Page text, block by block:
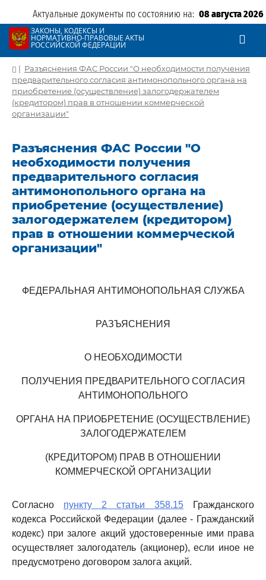
Актуальные документы по состоянию на: 08 августа 2026
ЗАКОНЫ, КОДЕКСЫ И
НОРМАТИВНО-ПРАВОВЫЕ АКТЫ
РОССИЙСКОЙ ФЕДЕРАЦИИ
| Разъяснения ФАС России "О необходимости получения
предварительного согласия антимонопольного органа на
приобретение (осуществление) залогодержателем
(кредитором) прав в отношении коммерческой
организации"
Разъяснения ФАС России "О
необходимости получения
предварительного согласия
антимонопольного органа на
приобретение (осуществление)
залогодержателем (кредитором)
прав в отношении коммерческой
организации"
ФЕДЕРАЛЬНАЯ АНТИМОНОПОЛЬНАЯ СЛУЖБА
РАЗЪЯСНЕНИЯ
О НЕОБХОДИМОСТИ
ПОЛУЧЕНИЯ ПРЕДВАРИТЕЛЬНОГО СОГЛАСИЯ
АНТИМОНОПОЛЬНОГО
ОРГАНА НА ПРИОБРЕТЕНИЕ (ОСУЩЕСТВЛЕНИЕ)
ЗАЛОГОДЕРЖАТЕЛЕМ
(КРЕДИТОРОМ) ПРАВ В ОТНОШЕНИИ
КОММЕРЧЕСКОЙ ОРГАНИЗАЦИИ
Согласно пункту 2 статьи 358.15 Гражданского
кодекса Российской Федерации (далее - Гражданский
кодекс) при залоге акций удостоверенные ими права
осуществляет залогодатель (акционер), если иное не
предусмотрено договором залога акций.